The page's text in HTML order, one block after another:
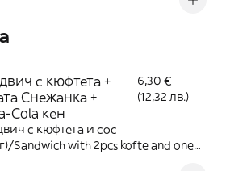
с кюфтета +
Снежанка +
Cola кен
6,30 €
(12,32 лв.)
с кюфтета и сос
Sandwich with 2pcs kofte and one